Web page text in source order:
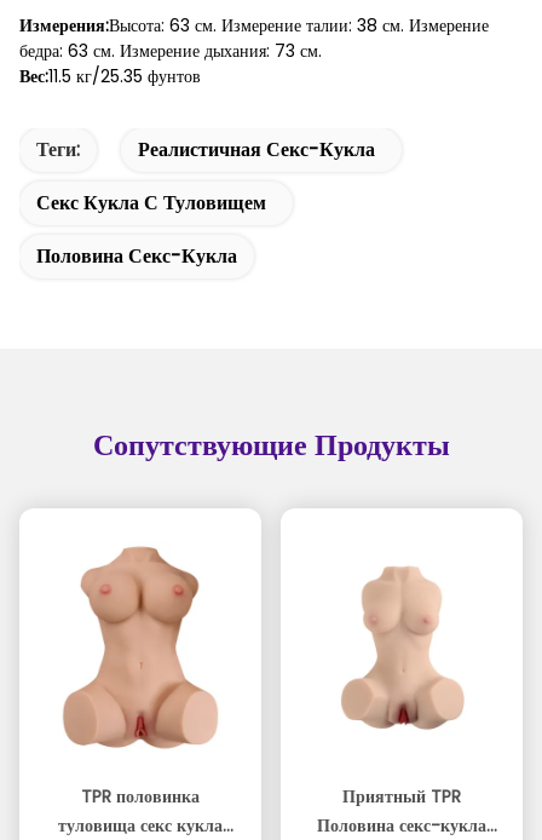
Измерения:Высота: 63 см. Измерение талии: 38 см. Измерение
бедра: 63 см. Измерение дыхания: 73 см.
Вес:11.5 кг/25.35 фунтов
Теги:
Реалистичная Секс-Кукла
Секс Кукла С Туловищем
Половина Секс-Кукла
Сопутствующие Продукты
TPR половинка
туловища секс кукла
Приятный TPR
Половина секс-кукла